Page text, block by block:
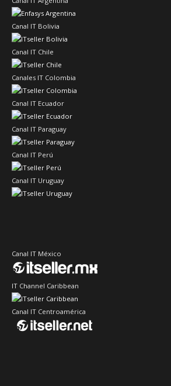
Canal IT Bolivia
Canal IT Chile
Canales IT Colombia
Canal IT Ecuador
Canal IT Paraguay
Canal IT Perú
Canal IT Uruguay
Canal IT México
IT Channel Caribbean
Canal IT Centroamérica